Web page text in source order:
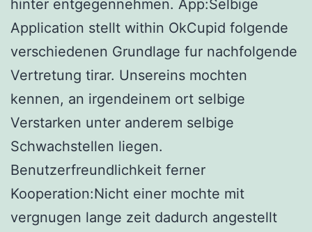
hinter entgegennehmen. App:Selbige
Application stellt within OkCupid folgende
verschiedenen Grundlage fur nachfolgende
Vertretung tirar. Unsereins mochten
kennen, an irgendeinem ort selbige
Verstarken unter anderem selbige
Schwachstellen liegen.
Benutzerfreundlichkeit ferner
Kooperation:Nicht einer mochte mit
vergnugen lange zeit dadurch angestellt